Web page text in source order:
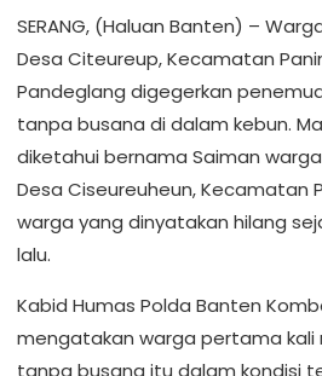
SERANG, (Haluan Banten) –
Desa Citeureup, Kecamatan
Pandeglang digegerkan
tanpa busana di dalam kebun.
diketahui bernama Saiman
Desa Ciseureuheun, Kecamatan
warga yang dinyatakan hilang
lalu.
Kabid Humas Polda Banten
mengatakan warga pertama kali
tanpa busana itu dalam kondisi